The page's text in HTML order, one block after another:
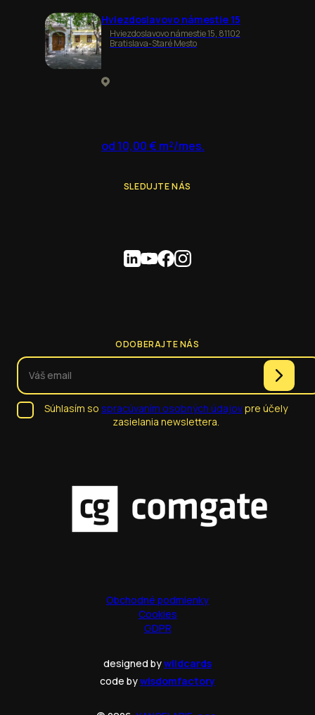
Hviezdoslavovo námestie 15
Hviezdoslavovo námestie 15, 81102
Bratislava-Staré Mesto
od 10,00 € m²/mes.
SLEDUJTE NÁS
ODOBERAJTE NÁS
Súhlasím so spracúvaním osobných údajovpre účely
zasielania newslettera.
Obchodné podmienky
Cookies
GDPR
designed bywildcards
code bywisdomfactory